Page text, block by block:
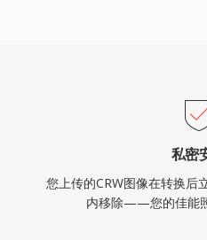
私密
您上传的CRW图像在转换后
内移除——您的佳能